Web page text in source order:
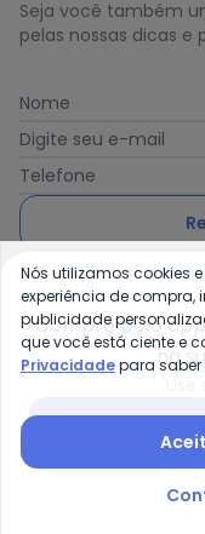
Seja você também
pelas nossas dicas e
Nome
Digite seu e-mail
Telefone
Ao enviar o
Posthaus é uma
80.462.138/0001-41
Endereço: Rua
89.070-700 -
Compre pelo
na
Nós utilizamos cookies
experiência de compra,
publicidade
que você está ciente e
Privacidadepara saber